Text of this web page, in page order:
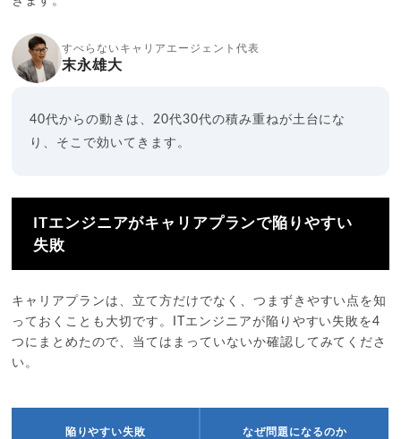
すべらないキャリアエージェント代表
末永雄大
40代からの動きは、20代30代の積み重ねが土台にな
り、そこで効いてきます。
ITエンジニアがキャリアプランで陥りやすい
失敗
キャリアプランは、立て方だけでなく、つまずきやすい点を知
っておくことも大切です。ITエンジニアが陥りやすい失敗を4
つにまとめたので、当てはまっていないか確認してみてくださ
い。
陥りやすい失敗 なぜ問題になるのか